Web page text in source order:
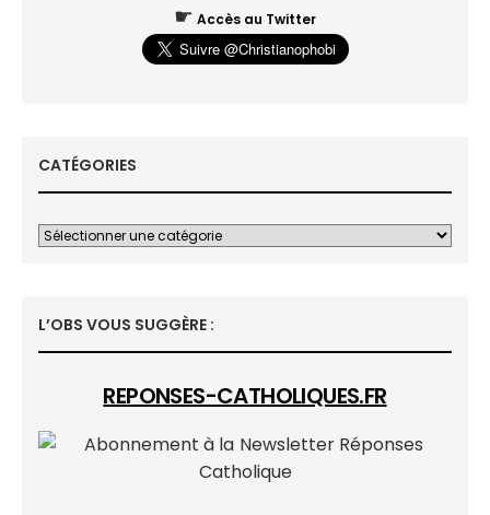
☛ Accès au Twitter
CATÉGORIES
L’OBS VOUS SUGGÈRE :
REPONSES-CATHOLIQUES.FR